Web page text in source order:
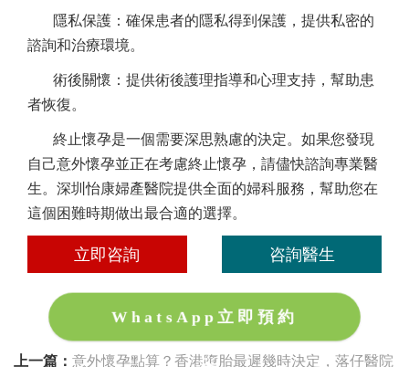
隱私保護：確保患者的隱私得到保護，提供私密的
諮詢和治療環境。
術後關懷：提供術後護理指導和心理支持，幫助患
者恢復。
終止懷孕是一個需要深思熟慮的決定。如果您發現
自己意外懷孕並正在考慮終止懷孕，請儘快諮詢專業醫
生。深圳怡康婦產醫院提供全面的婦科服務，幫助您在
這個困難時期做出最合適的選擇。
立即咨詢 咨詢醫生
WhatsApp立即預約
上一篇： 意外懷孕點算？香港墮胎最遲幾時決定，落仔醫院